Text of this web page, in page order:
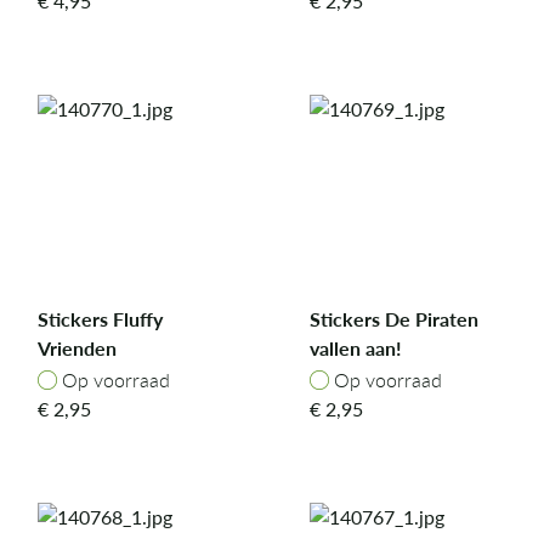
Stickers Fluffy
Vrienden
Op voorraad
Op voorraad
€2,95
Stickers De Piraten
vallen aan!
Op voorraad
Op voorraad
€2,95